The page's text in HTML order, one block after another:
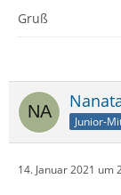
Gruß
Junior-
14. Januar 2021 um